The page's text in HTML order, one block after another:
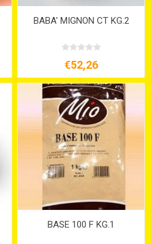
BABA' MIGNON CT KG.2
€52,26
BASE 100 F KG.1